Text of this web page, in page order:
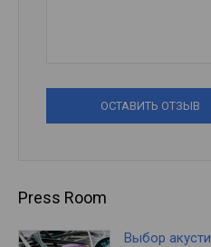
ОСТАВИТЬ ОТЗЫВ
Press Room
Выбор